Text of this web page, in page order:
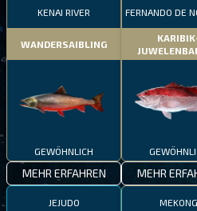
KENAI RIVER
WANDERSAIBLING
GEWÖHNLICH
MEHR ERFAHREN
FERNANDO DE
MEHR
JEJUDO MEKONG